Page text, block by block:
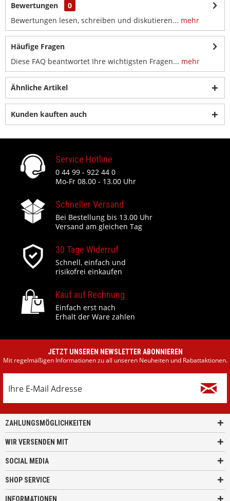
Bewertungen
0
Bewertungen lesen, schreiben und diskutieren... mehr
Häufige Fragen
Diese FAQ beantwortet Ihre wichtigsten Fragen... mehr
Ähnliche Artikel
Kunden kauften auch
Service Hotline
0 44 99 - 922 44 0
Mo-Fr 08.00 - 13.00 Uhr
Schneller Versand
Bei Bestellung bis 13.00 Uhr
Versand am gleichen Tag
30 Tage Widerruf
Schnell, einfach und
risikofrei einkaufen
Kauf auf Rechnung
Einfach erst nach
Erhalt der Ware zahlen
JETZT UNSEREN NEWSLETTER ABONNIEREN
Mit regelmäßigen Informationen zu all unseren Neuheiten und Rabattaktionen.
ZAHLUNGSMÖGLICHKEITEN
WIR VERSENDEN MIT
SOCIAL MEDIA
SHOP SERVICE
INFORMATIONEN